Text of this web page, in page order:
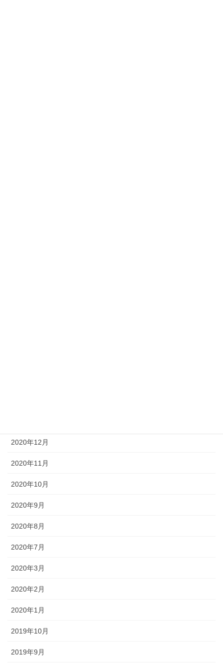
2020年12月
2020年11月
2020年10月
2020年9月
2020年8月
2020年7月
2020年3月
2020年2月
2020年1月
2019年10月
2019年9月